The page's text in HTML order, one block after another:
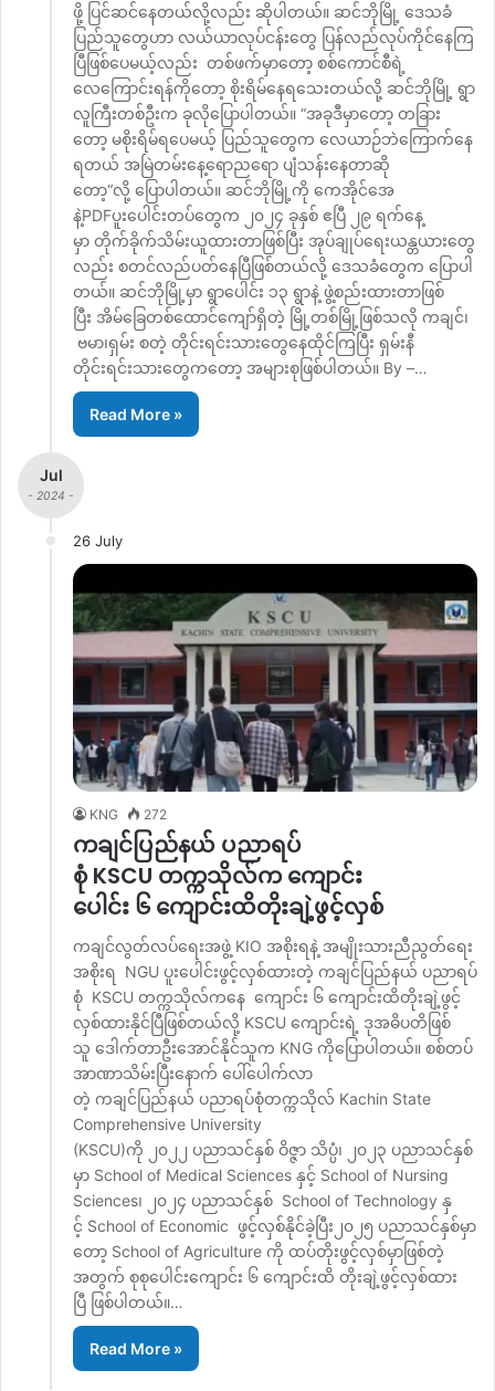
ဖို့ ပြင်ဆင်နေတယ်လို့လည်း ဆိုပါတယ်။ ဆင်ဘိုမြို့ ဒေသခံ
ပြည်သူတွေဟာ လယ်ယာလုပ်ငန်းတွေ ပြန်လည်လုပ်ကိုင်နေကြ
ပြီဖြစ်ပေမယ့်လည်း တစ်ဖက်မှာတော့ စစ်ကောင်စီရဲ့
လေကြောင်းရန်ကိုတော့ စိုးရိမ်နေရသေးတယ်လို့ ဆင်ဘိုမြို့ ရွာ
လူကြီးတစ်ဦးက ခုလိုပြောပါတယ်။ “အခုဒီမှာတော့ တခြား
တော့ မစိုးရိမ်ရပေမယ့် ပြည်သူတွေက လေယာဉ်ဘဲကြောက်နေ
ရတယ် အမြဲတမ်းနေ့ရောညရော ပျံသန်းနေတာဆို
တော့“လို့ ပြောပါတယ်။ ဆင်ဘိုမြို့ကို ကေအိုင်အေ
နဲ့PDFပူးပေါင်းတပ်တွေက ၂၀၂၄ ခုနှစ် ‌ဧပြီ ၂၉ ရက်နေ့
မှာ တိုက်ခိုက်သိမ်းယူထားတာဖြစ်ပြီး အုပ်ချုပ်ရေးယန္တယားတွေ
လည်း စတင်လည်ပတ်နေပြီဖြစ်တယ်လို့ ဒေသခံတွေက ပြောပါ
တယ်။ ဆင်ဘိုမြို့မှာ ရွာပေါင်း ၁၃ ရွာနဲ့ ဖွဲ့စည်းထားတာဖြစ်
ပြီး အိမ်ခြေတစ်ထောင်ကျော်ရှိတဲ့ မြို့တစ်မြို့ဖြစ်သလို ကချင်၊
ဗမာ၊ရှမ်း စတဲ့ တိုင်းရင်းသားတွေနေထိုင်ကြပြီး ရှမ်းနီ
တိုင်းရင်းသားတွေကတော့ အများစုဖြစ်ပါတယ်။ By –…
Read More »
Jul
- 2024 -
26 July
KNG 272
ကချင်ပြည်နယ် ပညာရပ်
စုံ KSCU တက္ကသိုလ်က ကျောင်း
ပေါင်း ၆ ကျောင်းထိတိုးချဲ့ဖွင့်လှစ်
ကချင်လွတ်လပ်ရေးအဖွဲ့ KIO အစိုးရနဲ့ အမျိုးသားညီညွတ်ရေး
အစိုးရ NGU ပူးပေါင်းဖွင့်လှစ်ထားတဲ့ ကချင်ပြည်နယ် ပညာရပ်
စုံ KSCU တက္ကသိုလ်ကနေ ကျောင်း ၆ ကျောင်းထိတိုးချဲ့ဖွင့်
လှစ်ထားနိုင်ပြီဖြစ်တယ်လို့ KSCU ကျောင်းရဲ့ ဒုအဓိပတိဖြစ်
သူ ဒေါက်တာဦးအောင်နိုင်သူက KNG ကိုပြောပါတယ်။ စစ်တပ်
အာဏာသိမ်းပြီးနောက် ပေါ်ပေါက်လာ
တဲ့ ကချင်ပြည်နယ် ပညာရပ်စုံတက္ကသိုလ် Kachin State
Comprehensive University
(KSCU)ကို ၂၀၂၂ ပညာသင်နှစ် ဝိဇ္ဇာ သိပ္ပံ၊ ၂၀၂၃ ပညာသင်နှစ်
မှာ School of Medical Sciences နှင့် School of Nursing
Sciences၊ ၂၀၂၄ ပညာသင်နှစ် School of Technology နှ
င့် School of Economic ဖွင့်လှစ်နိုင်ခဲ့ပြီး၂၀၂၅ ပညာသင်နှစ်မှာ
တော့ School of Agriculture ကို ထပ်တိုးဖွင့်လှစ်မှာဖြစ်တဲ့
အတွက် စုစုပေါင်းကျောင်း ၆ ကျောင်းထိ တိုးချဲ့ဖွင့်လှစ်ထား
ပြီ ဖြစ်ပါတယ်။…
Read More »